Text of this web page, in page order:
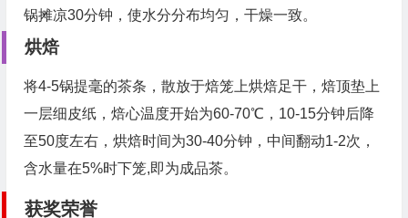
锅摊凉30分钟，使水分分布均匀，干燥一致。
烘焙
将4-5锅提毫的茶条，散放于焙笼上烘焙足干，焙顶垫上
一层细皮纸，焙心温度开始为60-70℃，10-15分钟后降
至50度左右，烘焙时间为30-40分钟，中间翻动1-2次，
含水量在5%时下笼,即为成品茶。
获奖荣誉